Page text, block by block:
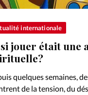
internationale
jouer était une
quelques semaines,
de la tension, du